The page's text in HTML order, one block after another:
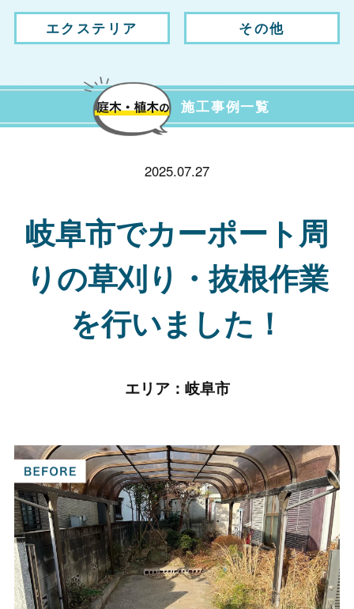
エクステリア その他
施工事例一覧
2025.07.27
岐阜市でカーポート周
りの草刈り・抜根作業
を行いました！
エリア： 岐阜市